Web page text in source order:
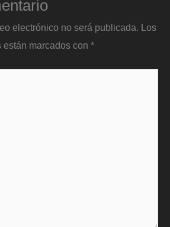
electrónico no será publicada.
Los
marcados con *